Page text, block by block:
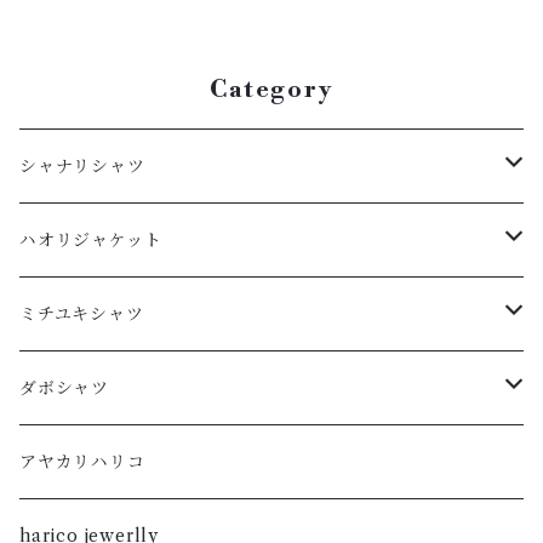
Category
シャナリシャツ
長袖
XL
L
半袖
XL
L
ハオリジャケット
L
M
S
ミチユキシャツ
L
M
S
ダボシャツ
柿渋
XL
暮染
アヤカリハリコ
harico jewerlly